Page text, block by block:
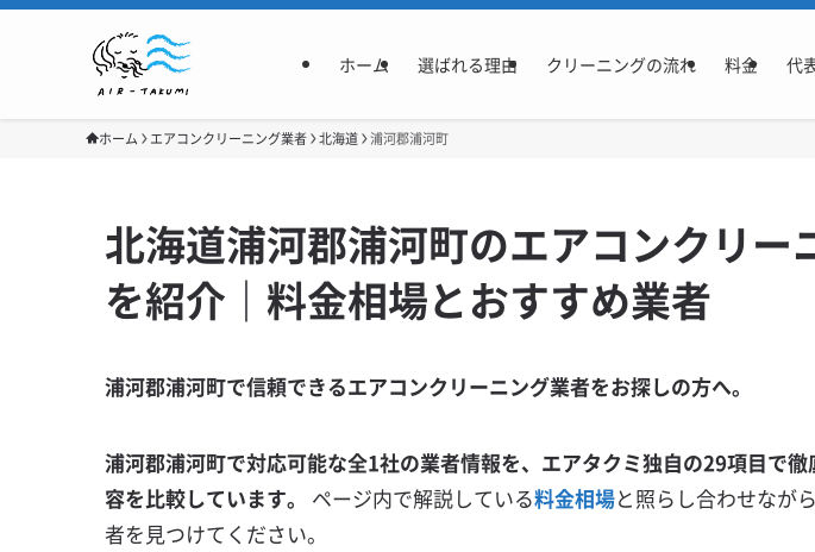
ホーム 選ばれる理由 クリーニングの流れ 料金 代
ホーム エアコンクリーニング業者 北海道 浦河郡浦河町
北海道浦河郡浦河町のエアコンクリー
を紹介｜料金相場とおすすめ業者
浦河郡浦河町で信頼できるエアコンクリーニング業者をお探しの方へ。
浦河郡浦河町で対応可能な全1社の業者情報を、エアタクミ独自の29項目で
容を比較しています。
ページ内で解説している料金相場と照らし合わせなが
者を見つけてください。